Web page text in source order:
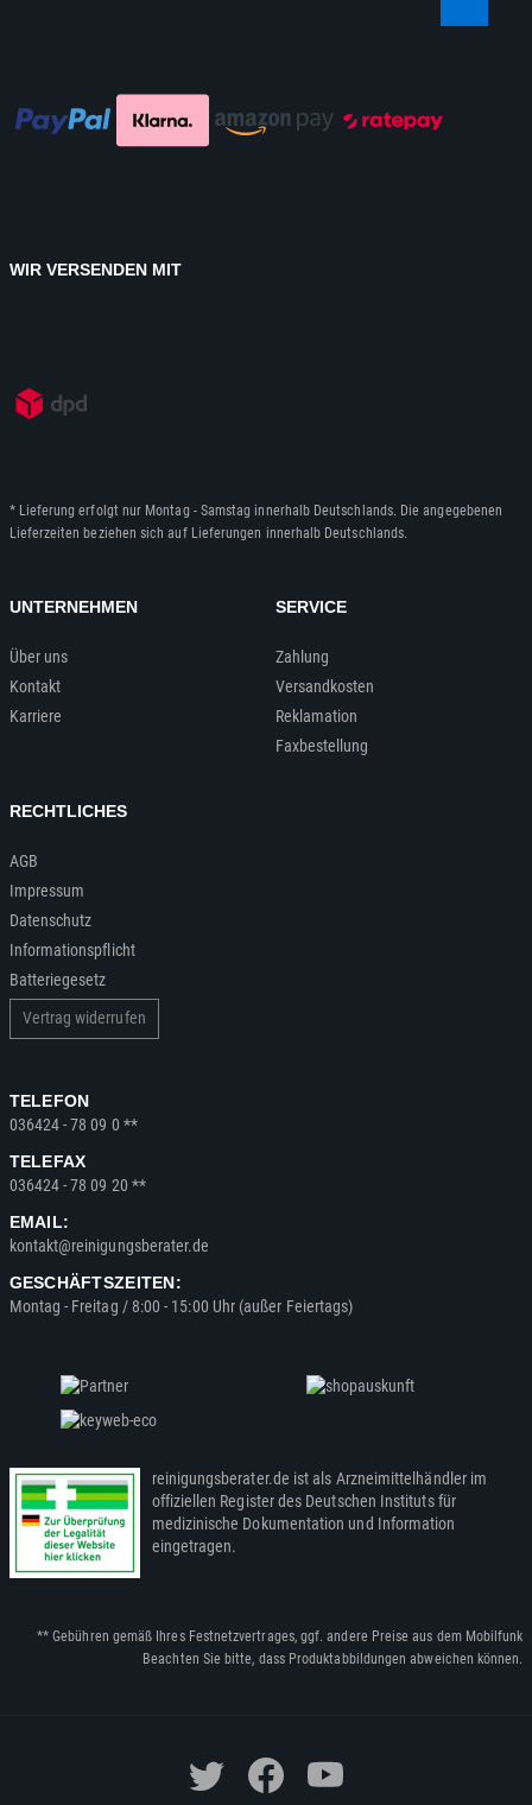
WIR VERSENDEN MIT
* Lieferung erfolgt nur Montag - Samstag innerhalb Deutschlands. Die angegebenen
Lieferzeiten beziehen sich auf Lieferungen innerhalb Deutschlands.
UNTERNEHMEN
Über uns
Kontakt
Karriere
SERVICE
Zahlung
Versandkosten
Reklamation
Faxbestellung
RECHTLICHES
AGB
Impressum
Datenschutz
Informationspflicht
Batteriegesetz
Vertrag widerrufen
TELEFON
036424 - 78 09 0 **
TELEFAX
036424 - 78 09 20 **
EMAIL:
kontakt@reinigungsberater.de
GESCHÄFTSZEITEN:
Montag - Freitag / 8:00 - 15:00 Uhr (außer Feiertags)
reinigungsberater.de ist als Arzneimittelhändler im
offiziellen Register des Deutschen Instituts für
medizinische Dokumentation und Information
eingetragen.
** Gebühren gemäß Ihres Festnetzvertrages, ggf. andere Preise aus dem Mobilfunk
Beachten Sie bitte, dass Produktabbildungen abweichen können.